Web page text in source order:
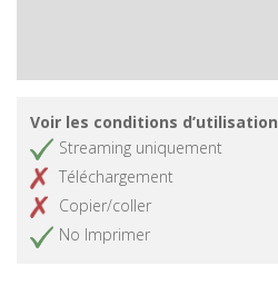
Voir les conditions d’utilisation
Streaming uniquement
Téléchargement
Copier/coller
No Imprimer